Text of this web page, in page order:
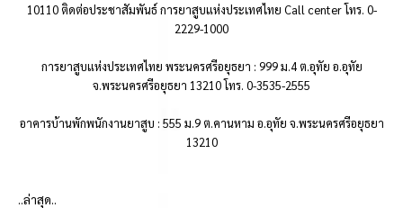
10110 ติดต่อประชาสัมพันธ์ การยาสูบแห่งประเทศไทย Call center โทร. 0-
2229-1000
การยาสูบแห่งประเทศไทย พระนครศรีอยุธยา : 999 ม.4 ต.อุทัย อ.อุทัย
จ.พระนครศรีอยุธยา 13210 โทร. 0-3535-2555
อาคารบ้านพักพนักงานยาสูบ : 555 ม.9 ต.คานหาม อ.อุทัย จ.พระนครศรีอยุธยา
13210
..ล่าสุด..